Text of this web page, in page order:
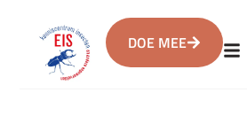
DOE MEE